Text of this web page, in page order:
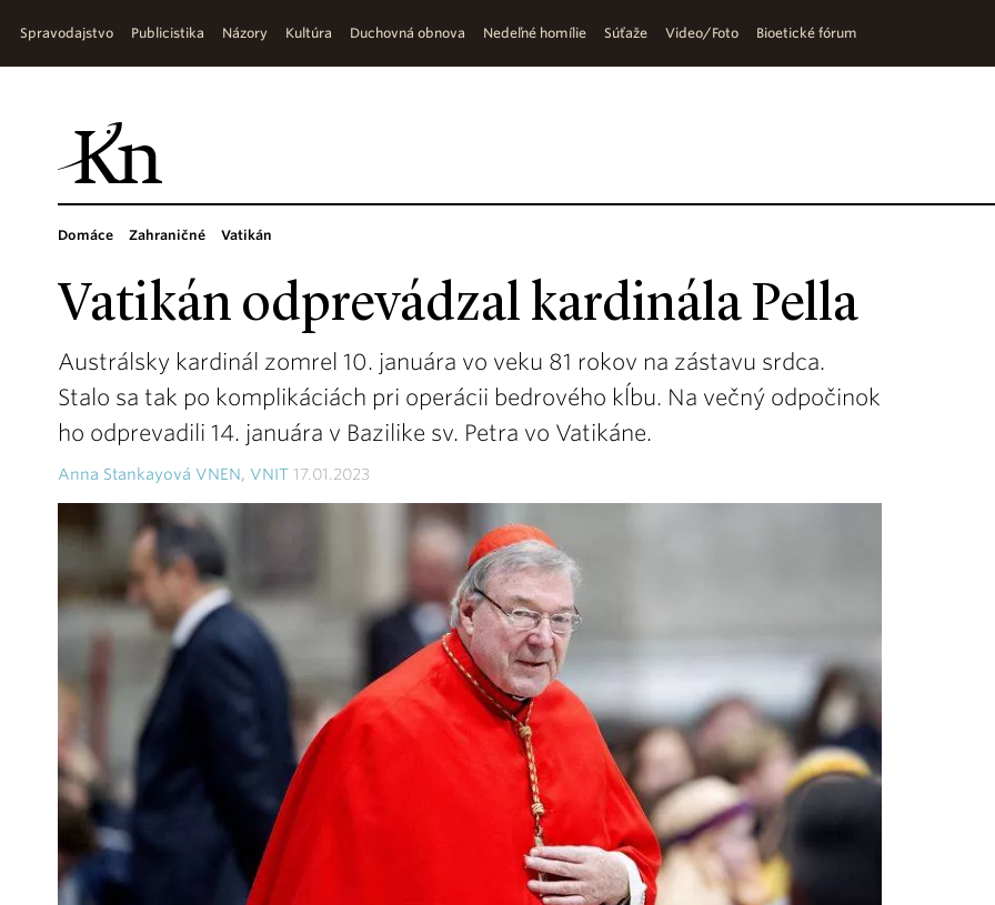
Spravodajstvo Publicistika Názory Kultúra Duchovná obnova Nedeľné homílie Súťaže Video/Foto Bioetické fórum
Domáce Zahraničné Vatikán
Vatikán odprevádzal kardinála Pella
Austrálsky kardinál zomrel 10. januára vo veku 81 rokov na zástavu srdca.
Stalo sa tak po komplikáciách pri operácii bedrového kĺbu. Na večný odpočinok
ho odprevadili 14. januára v Bazilike sv. Petra vo Vatikáne.
Anna Stankayová VNEN, VNIT 17.01.2023